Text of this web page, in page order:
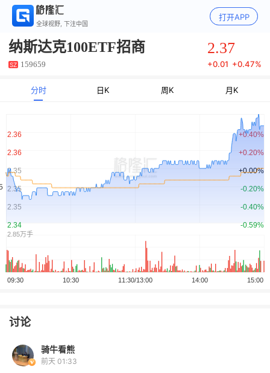
全球视野, 下注中国
打开APP
纳斯达克100ETF招商
SZ 159659
2.37
+0.01 +0.47%
分时 日K 周K 月K
讨论
骑牛看熊
前天 01:33